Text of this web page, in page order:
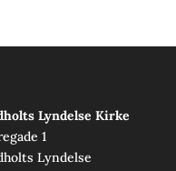
Lyndelse Kirke
1
Lyndelse